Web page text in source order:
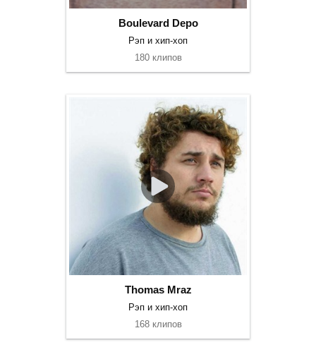
Boulevard Depo
Рэп и хип-хоп
180 клипов
Thomas Mraz
Рэп и хип-хоп
168 клипов